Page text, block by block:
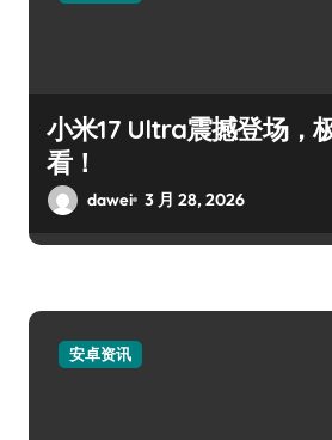
小米17 Ultra震撼登场，
看！
dawei 3 月 28, 2026
安卓资讯